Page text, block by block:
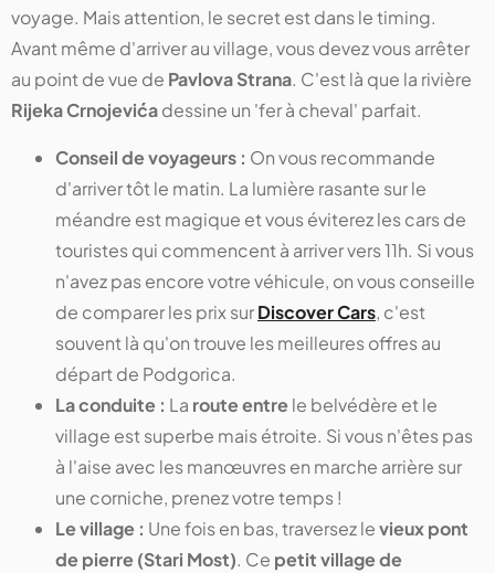
voyage. Mais attention, le secret est dans le timing.
Avant même d'arriver au village, vous devez vous arrêter
au point de vue de Pavlova Strana. C'est là que la rivière
Rijeka Crnojevićadessine un 'fer à cheval' parfait.
Conseil de voyageurs : On vous recommande
d'arriver tôt le matin. La lumière rasante sur le
méandre est magique et vous éviterez les cars de
touristes qui commencent à arriver vers 11h. Si vous
n'avez pas encore votre véhicule, on vous conseille
de comparer les prix surDiscover Cars, c'est
souvent là qu'on trouve les meilleures offres au
départ de Podgorica.
La conduite : La route entrele belvédère et le
village est superbe mais étroite. Si vous n'êtes pas
à l'aise avec les manœuvres en marche arrière sur
une corniche, prenez votre temps !
Le village : Une fois en bas, traversez levieux pont
de pierre (Stari Most). Ce petit village de